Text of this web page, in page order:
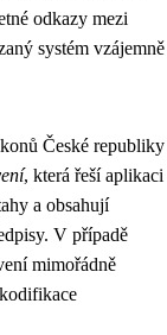
odkazy mezi
systém vzájemně
České republiky
, která řeší aplikaci
a obsahují
V případě
mimořádně